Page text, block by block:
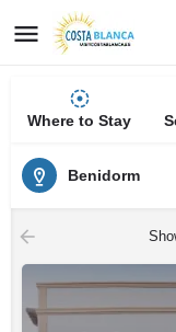
Where to Stay
Benidorm